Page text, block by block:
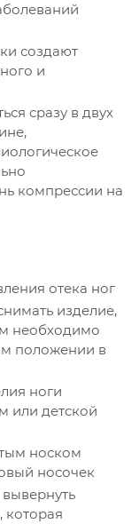
создают
и
сразу в двух
компрессии на
отека ног
изделие,
необходимо
положении в
ноги
или детской
носком
носочек
которая